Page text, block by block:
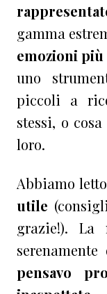
gamma
emozioni
uno
piccoli a
stessi, o
loro.
Abbiamo
utile
grazie!).
pensavo